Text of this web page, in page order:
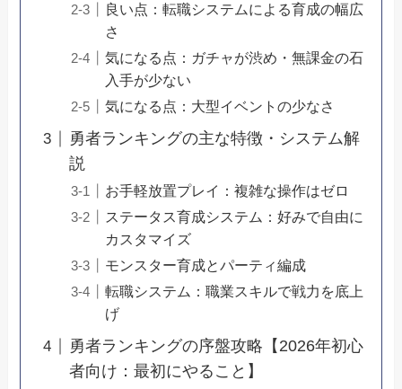
良い点：転職システムによる育成の幅広
さ
気になる点：ガチャが渋め・無課金の石
入手が少ない
気になる点：大型イベントの少なさ
勇者ランキングの主な特徴・システム解
説
お手軽放置プレイ：複雑な操作はゼロ
ステータス育成システム：好みで自由に
カスタマイズ
モンスター育成とパーティ編成
転職システム：職業スキルで戦力を底上
げ
勇者ランキングの序盤攻略【2026年初心
者向け：最初にやること】